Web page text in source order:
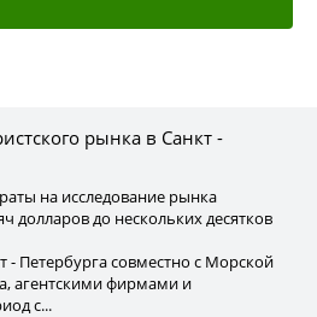
рынка в Санкт -
на исследование рынка
долларов до нескольких десятков
- Петербурга совместно с Морской
агентскими фирмами и
с...